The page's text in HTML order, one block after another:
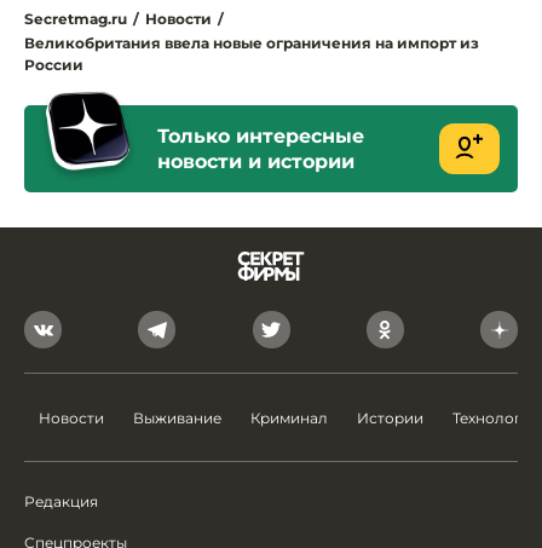
Secretmag.ru / Новости /
Великобритания ввела новые ограничения на импорт из
России
Только интересные
новости и истории
Новости Выживание Криминал Истории Технологии
Редакция
Спецпроекты